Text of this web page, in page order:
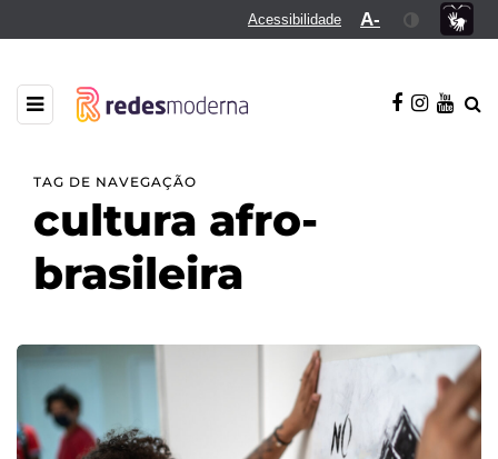
Acessibilidade A-
TAG DE NAVEGAÇÃO
cultura afro-
brasileira